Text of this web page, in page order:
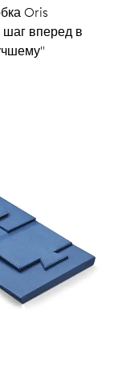
Oris
шаг вперед в